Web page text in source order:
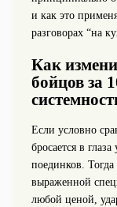
и как это
разговорах “на
Как
бойцов за
Если условно
бросается в
поединков. Тогда
выраженной
любой ценой,